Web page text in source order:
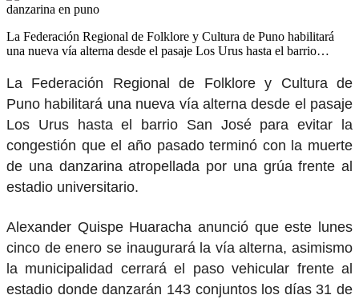
La Federación Regional de Folklore y Cultura de Puno habilitará
una nueva vía alterna desde el pasaje Los Urus hasta el barrio…
La Federación Regional de Folklore y Cultura de
Puno habilitará una nueva vía alterna desde el pasaje
Los Urus hasta el barrio San José para evitar la
congestión que el año pasado terminó con la muerte
de una danzarina atropellada por una grúa frente al
estadio universitario.
​Alexander Quispe Huaracha anunció que este lunes
cinco de enero se inaugurará la vía alterna, asimismo
la municipalidad cerrará el paso vehicular frente al
estadio donde danzarán 143 conjuntos los días 31 de